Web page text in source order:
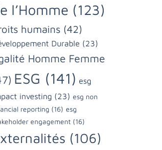
l’Homme (123)
humains (42)
Durable (23)
Homme Femme
ESG (141) esg
investing (23) esg non
reporting (16) esg
engagement (16)
(106)